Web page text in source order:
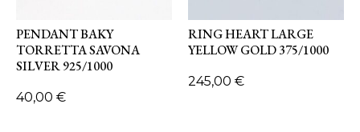
PENDANT BAKY
TORRETTA SAVONA
SILVER 925/1000
40,00 €
RING HEART LARGE
YELLOW GOLD 375/1000
245,00 €